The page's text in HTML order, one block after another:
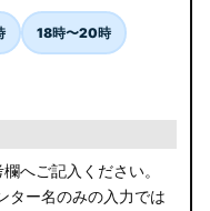
18時〜20時
へご記入ください。
ター名のみの入力では